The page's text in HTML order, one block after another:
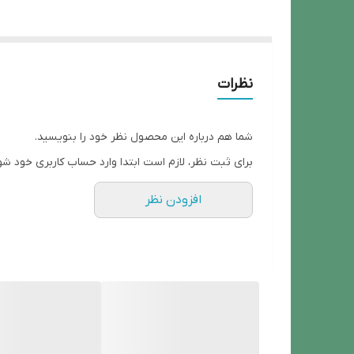
نظرات
شما هم درباره این محصول نظر خود را بنویسید.
برای ثبت نظر، لازم است ابتدا وارد حساب کاربری خود
افزودن نظر